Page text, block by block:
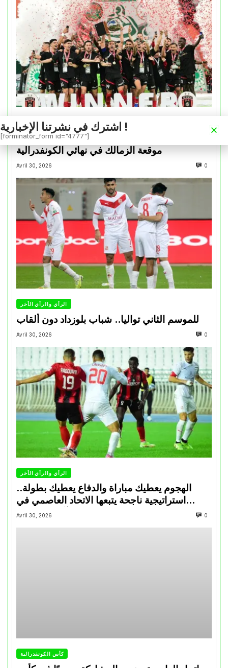
كأس الكونفدرالية
التتويج بالكأس.. دفعة معنوية لإتحاد العاصمة قبل
موقعة الزمالك في نهائي الكونفدرالية
Avril 30, 2026 0
الرأي والرأي الأخر
للموسم الثاني تواليا.. شباب بلوزداد دون ألقاب
Avril 30, 2026 0
الرأي والرأي الأخر
الهجوم يعطيك مباراة والدفاع يعطيك بطولة..
استراتيجية ناجحة يتبعها الاتحاد العاصمي في
تتويجاته آخر السنوات
Avril 30, 2026 0
كأس الكونفدرالية
اشترك في نشرتنا الإخبارية !
[forminator_form id="4777"]